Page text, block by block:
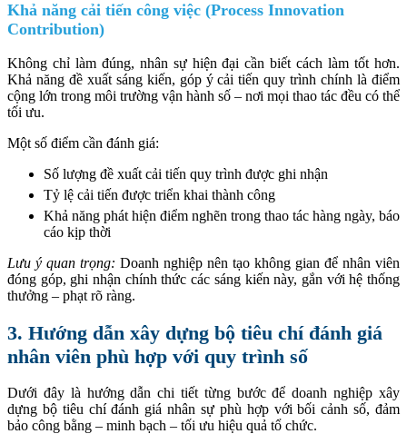
Khả năng cải tiến công việc (Process Innovation
Contribution)
Không chỉ làm đúng, nhân sự hiện đại cần biết cách làm tốt hơn.
Khả năng đề xuất sáng kiến, góp ý cải tiến quy trình chính là điểm
cộng lớn trong môi trường vận hành số – nơi mọi thao tác đều có thể
tối ưu.
Một số điểm cần đánh giá:
Số lượng đề xuất cải tiến quy trình được ghi nhận
Tỷ lệ cải tiến được triển khai thành công
Khả năng phát hiện điểm nghẽn trong thao tác hàng ngày, báo
cáo kịp thời
Lưu ý quan trọng: Doanh nghiệp nên tạo không gian để nhân viên
đóng góp, ghi nhận chính thức các sáng kiến này, gắn với hệ thống
thưởng – phạt rõ ràng.
3. Hướng dẫn xây dựng bộ tiêu chí đánh giá
nhân viên phù hợp với quy trình số
Dưới đây là hướng dẫn chi tiết từng bước để doanh nghiệp xây
dựng bộ tiêu chí đánh giá nhân sự phù hợp với bối cảnh số, đảm
bảo công bằng – minh bạch – tối ưu hiệu quả tổ chức.